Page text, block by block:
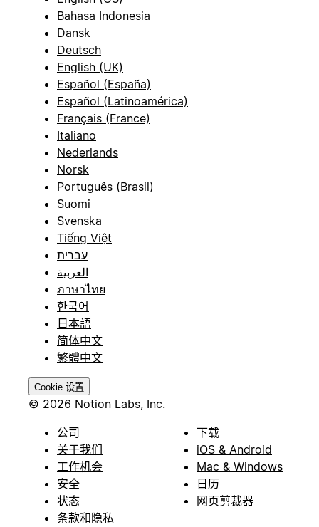
Bahasa Indonesia
Dansk
Deutsch
English (UK)
Español (España)
Español (Latinoamérica)
Français (France)
Italiano
Nederlands
Norsk
Português (Brasil)
Suomi
Svenska
Tiếng Việt
עברית
العربية
ภาษาไทย
한국어
日本語
简体中文
繁體中文
Cookie 设置
© 2026 Notion Labs, Inc.
公司
关于我们
工作机会
安全
状态
条款和隐私
下载
iOS & Android
Mac & Windows
日历
网页剪裁器